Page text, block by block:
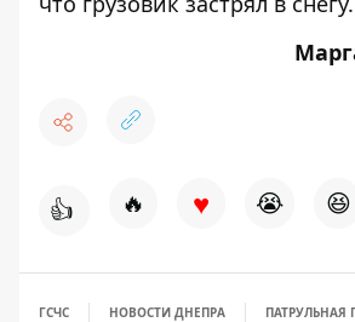
👍 🔥 ♥ 😭 😆
ГСЧС НОВОСТИ ДНЕПРА ПАТРУЛЬНАЯ